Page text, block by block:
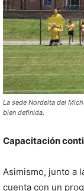
La sede Nordelta del
bien definida.
Capacitación
Asimismo, junto a
cuenta con un